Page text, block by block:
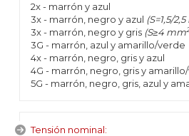
2x - marrón y azul
3x - marrón, negro y azul (S=1,5/
3x - marrón, negro y gris (S≥4 mm
3G - marrón, azul y amarillo/verde
4x - marrón, negro, gris y azul
4G - marrón, negro, gris y
5G - marrón, negro, gris, azul y
Tensión nominal: